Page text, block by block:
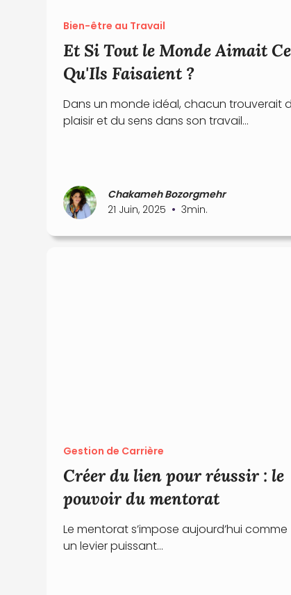
Bien-être au Travail
Et Si Tout le Monde Aimait Ce
Qu'Ils Faisaient ?
Dans un monde idéal, chacun trouverait
plaisir et du sens dans son travail...
Chakameh Bozorgmehr
21 Juin, 2025 • 3min.
Gestion de Carrière
Créer du lien pour réussir : le
pouvoir du mentorat
Le mentorat s’impose aujourd’hui comme
un levier puissant...